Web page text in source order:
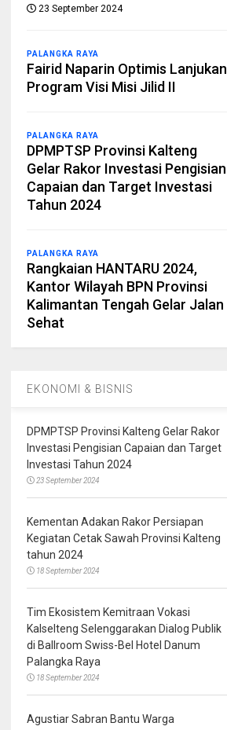
23 September 2024
PALANGKA RAYA
Fairid Naparin Optimis Lanjukan
Program Visi Misi Jilid II
PALANGKA RAYA
DPMPTSP Provinsi Kalteng
Gelar Rakor Investasi Pengisian
Capaian dan Target Investasi
Tahun 2024
PALANGKA RAYA
Rangkaian HANTARU 2024,
Kantor Wilayah BPN Provinsi
Kalimantan Tengah Gelar Jalan
Sehat
EKONOMI & BISNIS
DPMPTSP Provinsi Kalteng Gelar Rakor
Investasi Pengisian Capaian dan Target
Investasi Tahun 2024
23 September 2024
Kementan Adakan Rakor Persiapan
Kegiatan Cetak Sawah Provinsi Kalteng
tahun 2024
18 September 2024
Tim Ekosistem Kemitraan Vokasi
Kalselteng Selenggarakan Dialog Publik
di Ballroom Swiss-Bel Hotel Danum
Palangka Raya
18 September 2024
Agustiar Sabran Bantu Warga